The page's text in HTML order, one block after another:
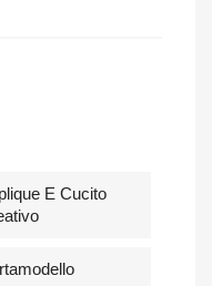
E Cucito